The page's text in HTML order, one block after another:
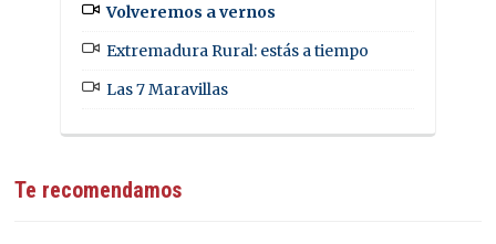
Volveremos a vernos
Extremadura Rural: estás a tiempo
Las 7 Maravillas
Te recomendamos